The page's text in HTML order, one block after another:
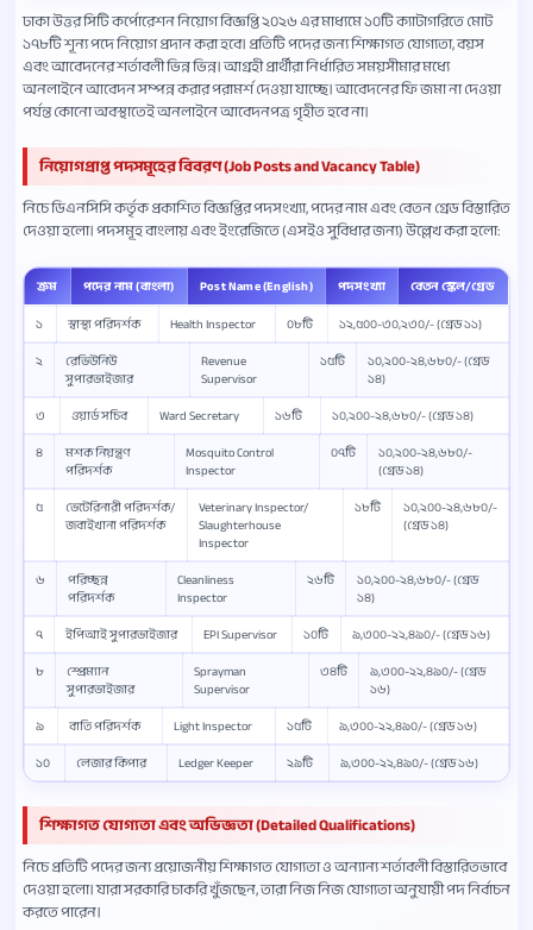
ঢাকা উত্তর সিটি কর্পোরেশন নিয়োগ বিজ্ঞপ্তি ২০২৬ এর মাধ্যমে ১০টি ক্যাটাগরিতে মোট
১৭৮টি শূন্য পদে নিয়োগ প্রদান করা হবে। প্রতিটি পদের জন্য শিক্ষাগত যোগ্যতা, বয়স
এবং আবেদনের শর্তাবলী ভিন্ন ভিন্ন। আগ্রহী প্রার্থীরা নির্ধারিত সময়সীমার মধ্যে
অনলাইনে আবেদন সম্পন্ন করার পরামর্শ দেওয়া যাচ্ছে। আবেদনের ফি জমা না দেওয়া
পর্যন্ত কোনো অবস্থাতেই অনলাইনে আবেদনপত্র গৃহীত হবে না।
নিয়োগপ্রাপ্ত পদসমূহের বিবরণ (Job Posts and Vacancy Table)
নিচে ডিএনসিসি কর্তৃক প্রকাশিত বিজ্ঞপ্তির পদসংখ্যা, পদের নাম এবং বেতন গ্রেড বিস্তারিত
দেওয়া হলো। পদসমূহ বাংলায় এবং ইংরেজিতে (এসইও সুবিধার জন্য) উল্লেখ করা হলো:
ক্রম পদের নাম (বাংলা) Post Name (English) পদসংখ্যা
বেতন স্কেল/গ্রেড
১
স্বাস্থ্য পরিদর্শক Health Inspector ০৮টি
১২,৫০০-৩০,২৩০/- (গ্রেড ১১)
২
রেভিউনিউ
সুপারভাইজার
Revenue
Supervisor
১৫টি ১০,২০০-২৪,৬৮০/- (গ্রেড
১৪)
৩
ওয়ার্ড সচিব Ward Secretary ১৬টি
১০,২০০-২৪,৬৮০/- (গ্রেড ১৪)
৪
মশক নিয়ন্ত্রণ
পরিদর্শক
Mosquito Control
Inspector
০৭টি ১০,২০০-২৪,৬৮০/-
(গ্রেড ১৪)
৫
ভেটেরিনারী পরিদর্শক/
জবাইখানা পরিদর্শক
Veterinary Inspector/
Slaughterhouse
Inspector
১৮টি ১০,২০০-২৪,৬৮০/-
(গ্রেড ১৪)
৬ পরিচ্ছন্ন
পরিদর্শক
Cleanliness
Inspector
২৬টি ১০,২০০-২৪,৬৮০/- (গ্রেড
১৪)
৭
ইপিআই সুপারভাইজার EPI Supervisor ১০টি
৯,৩০০-২২,৪৯০/- (গ্রেড ১৬)
৮
স্প্রেম্যান
সুপারভাইজার
Sprayman
Supervisor
৩৪টি ৯,৩০০-২২,৪৯০/- (গ্রেড
১৬)
৯
বাতি পরিদর্শক Light Inspector ১৫টি
৯,৩০০-২২,৪৯০/- (গ্রেড ১৬)
১০
লেজার কিপার Ledger Keeper ২৯টি ৯,৩০০-২২,৪৯০/- (গ্রেড ১৬)
শিক্ষাগত যোগ্যতা এবং অভিজ্ঞতা (Detailed Qualifications)
নিচে প্রতিটি পদের জন্য প্রয়োজনীয় শিক্ষাগত যোগ্যতা ও অন্যান্য শর্তাবলী বিস্তারিতভাবে
দেওয়া হলো। যারা সরকারি চাকরি খুঁজছেন, তারা নিজ নিজ যোগ্যতা অনুযায়ী পদ নির্বাচন
করতে পারেন।